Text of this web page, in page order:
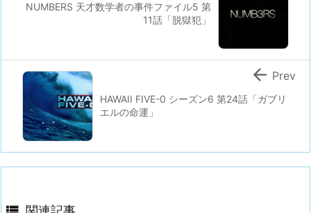
NUMBERS 天才数学者の事件ファイル5 第
11話「脱獄犯」
HAWAII FIVE-0 シーズン6 第24話「ガブリ
エルの命運」
 Prev